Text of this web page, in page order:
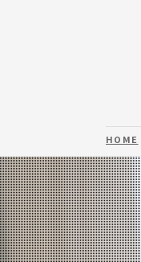
HOME